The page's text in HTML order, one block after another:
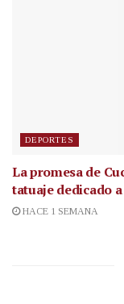
DEPORTES
La promesa de
tatuaje dedicado
HACE 1 SEMANA